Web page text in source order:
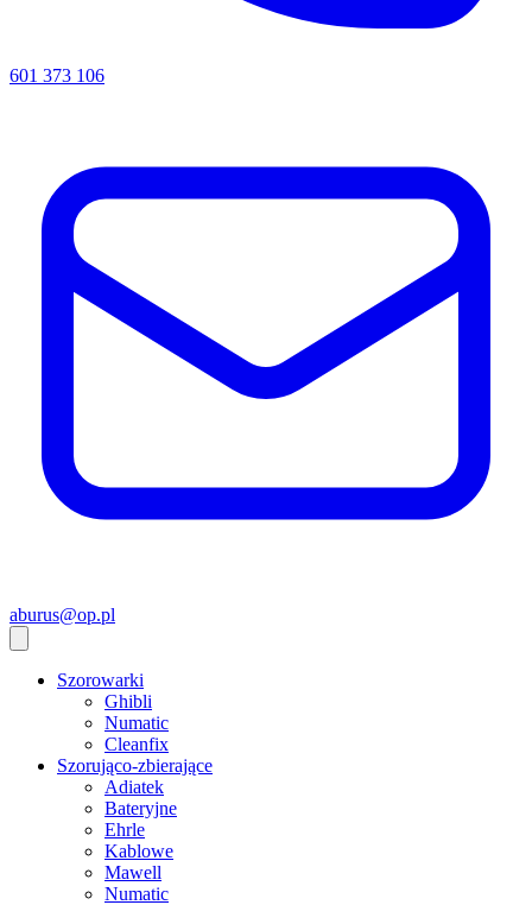
601 373 106
aburus@op.pl
Szorowarki
Ghibli
Numatic
Cleanfix
Szorująco-zbierające
Adiatek
Bateryjne
Ehrle
Kablowe
Mawell
Numatic